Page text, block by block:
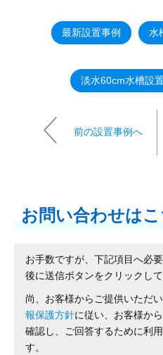
最新設置事例 水
淡水60cm水槽設
前の設置事例へ
お問い合わせは
お手数ですが、下記項目へ必
後に送信ボタンをクリックして
尚、お客様からご提供いただ
報保護方針に従い、お客様か
確認し、ご回答するために利
す。